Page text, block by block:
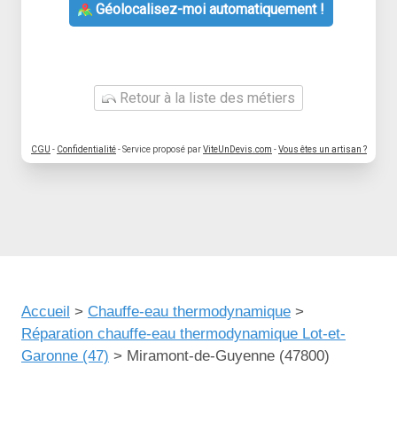
Géolocalisez-moi automatiquement !
Retour à la liste des métiers
CGU - Confidentialité- Service proposé parViteUnDevis.com -Vous êtes un artisan ?
Accueil > Chauffe-eau thermodynamique >
Réparation chauffe-eau thermodynamique Lot-et-
Garonne (47) > Miramont-de-Guyenne (47800)